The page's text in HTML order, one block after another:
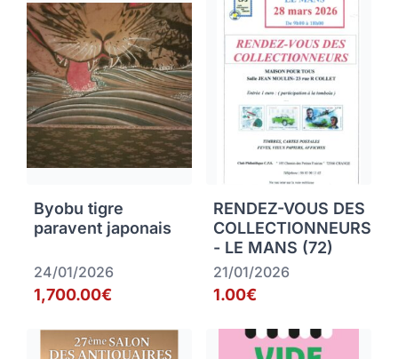
Byobu tigre
paravent japonais
24/01/2026
1,700.00€
RENDEZ-VOUS DES
COLLECTIONNEURS
- LE MANS (72)
21/01/2026
1.00€